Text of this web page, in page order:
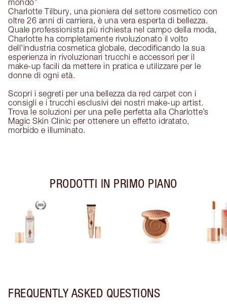
mondo”
Charlotte Tilbury, una pioniera del settore cosmetico con
oltre 26 anni di carriera, è una vera esperta di bellezza.
Quale professionista più richiesta nel campo della moda,
Charlotte ha completamente rivoluzionato il volto
dell'industria cosmetica globale, decodificando la sua
esperienza in rivoluzionari trucchi e accessori per il
make-up facili da mettere in pratica e utilizzare per le
donne di ogni età.
Scopri i segreti per una bellezza da red carpet con i
consigli e i trucchi esclusivi dei nostri make-up artist.
Trova le soluzioni per una pelle perfetta alla Charlotte’s
Magic Skin Clinic per ottenere un effetto idratato,
morbido e illuminato.
PRODOTTI IN PRIMO PIANO
FREQUENTLY ASKED QUESTIONS